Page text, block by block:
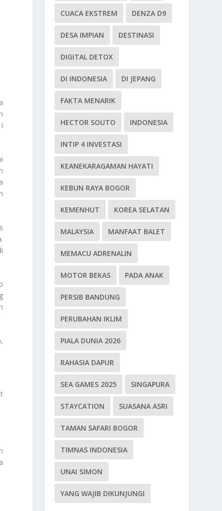
CUACA EKSTREM DENZA D9
DESA IMPIAN DESTINASI
DIGITAL DETOX
DI INDONESIA DI JEPANG
FAKTA MENARIK
HECTOR SOUTO INDONESIA
INTIP 4 INVESTASI
KEANEKARAGAMAN HAYATI
KEBUN RAYA BOGOR
KEMENHUT KOREA SELATAN
MALAYSIA MANFAAT BALET
MEMACU ADRENALIN
MOTOR BEKAS PADA ANAK
PERSIB BANDUNG
PERUBAHAN IKLIM
PIALA DUNIA 2026
RAHASIA DAPUR
SEA GAMES 2025 SINGAPURA
STAYCATION SUASANA ASRI
TAMAN SAFARI BOGOR
TIMNAS INDONESIA
UNAI SIMON
YANG WAJIB DIKUNJUNGI